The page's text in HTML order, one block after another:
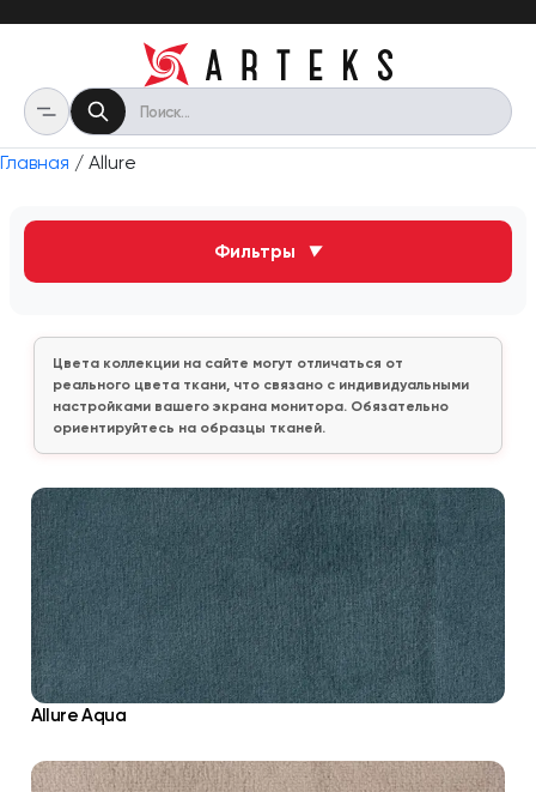
Главная / Allure
Фильтры ▼
Цвета коллекции на сайте могут отличаться от
реального цвета ткани, что связано с индивидуальными
настройками вашего экрана монитора. Обязательно
ориентируйтесь на образцы тканей.
Allure Aqua